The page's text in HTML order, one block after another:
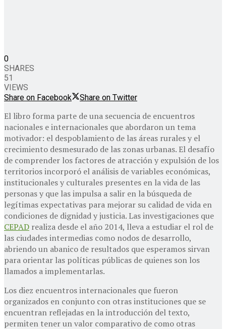
0
SHARES
51
VIEWS
Share on Facebook
Share on Twitter
El libro forma parte de una secuencia de encuentros
nacionales e internacionales que abordaron un tema
motivador: el despoblamiento de las áreas rurales y el
crecimiento desmesurado de las zonas urbanas. El desafío
de comprender los factores de atracción y expulsión de los
territorios incorporó el análisis de variables económicas,
institucionales y culturales presentes en la vida de las
personas y que las impulsa a salir en la búsqueda de
legítimas expectativas para mejorar su calidad de vida en
condiciones de dignidad y justicia. Las investigaciones que
CEPAD realiza desde el año 2014, lleva a estudiar el rol de
las ciudades intermedias como nodos de desarrollo,
abriendo un abanico de resultados que esperamos sirvan
para orientar las políticas públicas de quienes son los
llamados a implementarlas.
Los diez encuentros internacionales que fueron
organizados en conjunto con otras instituciones que se
encuentran reflejadas en la introducción del texto,
permiten tener un valor comparativo de como otras